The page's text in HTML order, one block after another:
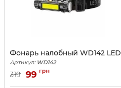
Фонарь налобный WD142 LED
Артикул: WD142
319 99 грн